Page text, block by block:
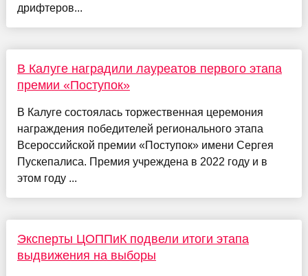
дрифтеров...
В Калуге наградили лауреатов первого этапа
премии «Поступок»
В Калуге состоялась торжественная церемония
награждения победителей регионального этапа
Всероссийской премии «Поступок» имени Сергея
Пускепалиса. Премия учреждена в 2022 году и в
этом году ...
Эксперты ЦОППиК подвели итоги этапа
выдвижения на выборы